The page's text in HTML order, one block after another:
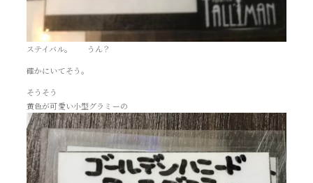
ステイバル。 うん？
確かにいてそう。
そうそう
黄色が可愛い小型グラミーの